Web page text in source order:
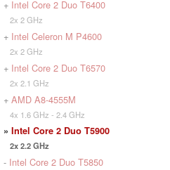
+ Intel Core 2 Duo T6400
2x 2 GHz
+ Intel Celeron M P4600
2x 2 GHz
+ Intel Core 2 Duo T6570
2x 2.1 GHz
+ AMD A8-4555M
4x 1.6 GHz - 2.4 GHz
» Intel Core 2 Duo T5900
2x 2.2 GHz
- Intel Core 2 Duo T5850